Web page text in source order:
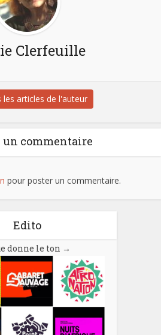
Clerfeuille
les articles de l'auteur
un commentaire
pour poster un commentaire.
Edito
donne le ton →